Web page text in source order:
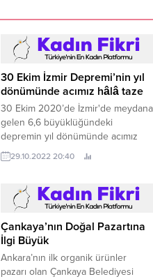
30 Ekim İzmir Depremi’nin yıl
dönümünde acımız hâlâ taze
30 Ekim 2020’de İzmir'de meydana
gelen 6,6 büyüklüğündeki
depremin yıl dönümünde acımız
hâlâ taze.
29.10.2022 20:40
Çankaya’nın Doğal Pazartına
İlgi Büyük
Ankara’nın ilk organik ürünler
pazarı olan Çankaya Belediyesi